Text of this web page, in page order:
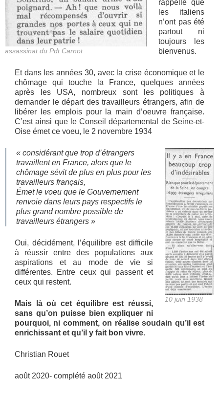
assassinat du Pdt Carnot
rappelle que
les italiens
n’ont pas été
partout ni
toujours les
bienvenus.
Et dans les années 30, avec la crise économique et le
chômage qui touche la France, quelques années
après les USA, nombreux sont les politiques à
demander le départ des travailleurs étrangers, afin de
libérer les emplois pour la main d’oeuvre française.
C’est ainsi que le Conseil départemental de Seine-et-
Oise émet ce voeu, le 2 novembre 1934
10 juin 1938
« considérant que trop d’étrangers
travaillent en France, alors que le
chômage sévit de plus en plus pour les
travailleurs français,
Émet le voeu que le Gouvernement
renvoie dans leurs pays respectifs le
plus grand nombre possible de
travailleurs étrangers »
Oui, décidément, l’équilibre est difficile
à réussir entre des populations aux
aspirations et au mode de vie si
différentes. Entre ceux qui passent et
ceux qui restent.
Mais là où cet équilibre est réussi,
sans qu’on puisse bien expliquer ni
pourquoi, ni comment, on réalise soudain qu’il est
enrichissant et qu’il y fait bon vivre.
Christian Rouet
août 2020- complété août 2021